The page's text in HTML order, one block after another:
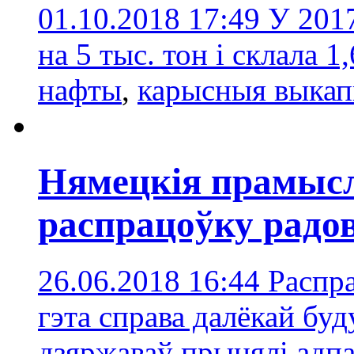
01.10.2018 17:49 У
на 5 тыс. тон і склала
нафты, карысныя
Нямецкія
распрацоўку
26.06.2018 16:44
гэта справа далёкай